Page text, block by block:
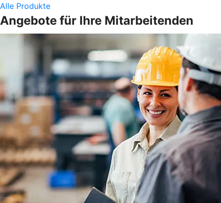
Alle Produkte
Angebote für Ihre Mitarbeitenden